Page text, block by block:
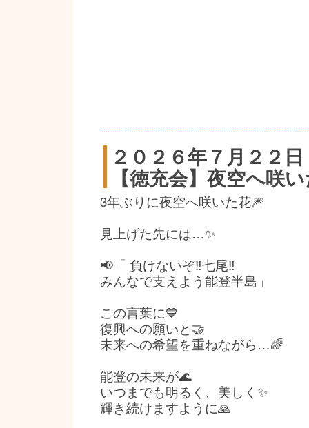
２０２６年７月２２日
【徳充会】夜空へ咲
3年ぶりに夜空へ咲いた花🎆
見上げた先には…✨
📢「 負けないぞ‼️七尾‼️
みんなで支えよう能登半島」
この言葉に💙
復興への願いと🤝
未来への希望を重ねながら…🌈
能登の未来が🌊
いつまでも明るく、美しく✨
輝き続けますように🙏